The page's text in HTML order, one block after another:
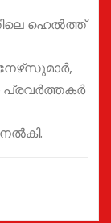
ഹെല്‍ത്ത്